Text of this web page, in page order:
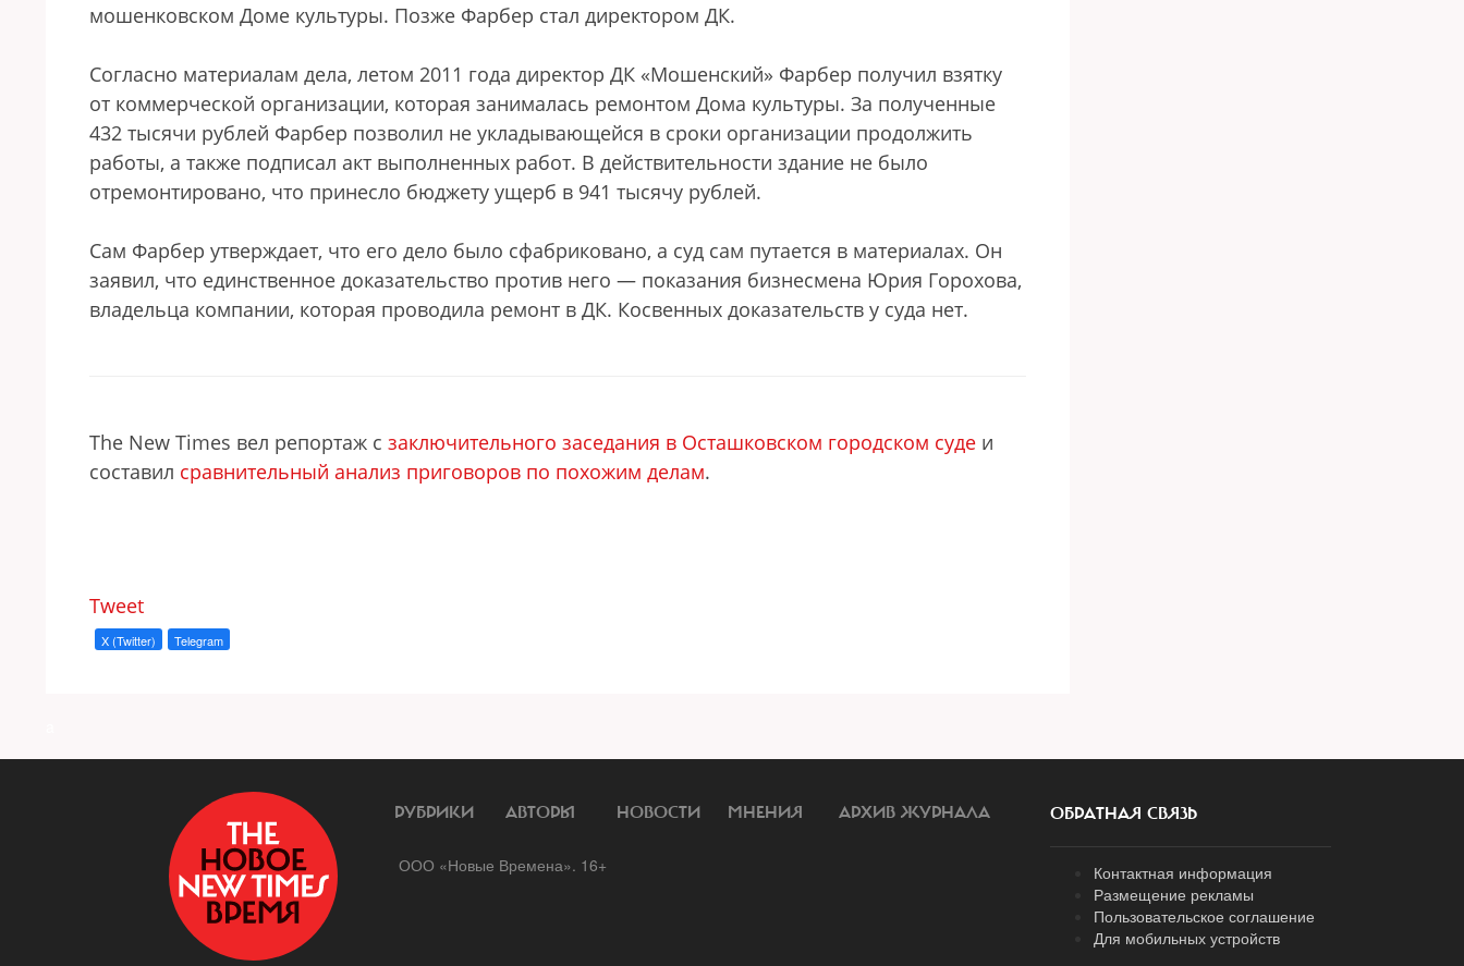
мошенковском Доме культуры. Позже Фарбер стал директором ДК.
Согласно материалам дела, летом 2011 года директор ДК «Мошенский» Фарбер получил взятку
от коммерческой организации, которая занималась ремонтом Дома культуры. За полученные
432 тысячи рублей Фарбер позволил не укладывающейся в сроки организации продолжить
работы, а также подписал акт выполненных работ. В действительности здание не было
отремонтировано, что принесло бюджету ущерб в 941 тысячу рублей.
Сам Фарбер утверждает, что его дело было сфабриковано, а суд сам путается в материалах. Он
заявил, что единственное доказательство против него — показания бизнесмена Юрия Горохова,
владельца компании, которая проводила ремонт в ДК. Косвенных доказательств у суда нет.
The New Times вел репортаж с заключительного заседания в Осташковском городском суде и
составил сравнительный анализ приговоров по похожим делам.
Tweet
X (Twitter) Telegram
РУБРИКИ АВТОРЫ НОВОСТИ МНЕНИЯ АРХИВ ЖУРНАЛА
ООО «Новые Времена». 16+
ОБРАТНАЯ СВЯЗЬ
Контактная информация
Размещение рекламы
Пользовательское соглашение
Для мобильных устройств